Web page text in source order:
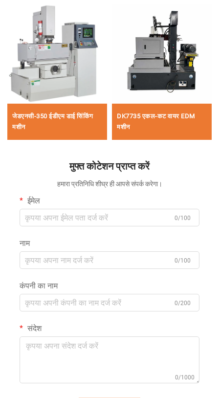
जेडएनसी-350 ईडीएम डाई सिंकिंग
मशीन
DK7735 एकल-कट वायर EDM
मशीन
मुफ्त कोटेशन प्राप्त करें
हमारा प्रतिनिधि शीघ्र ही आपसे संपर्क करेगा।
ईमेल
0/100
नाम
0/100
कंपनी का नाम
0/200
संदेश
0/1000